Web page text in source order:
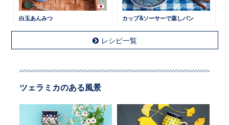
白玉あんみつ カップ&ソーサーで蒸しパン
レシピ一覧
ツェラミカのある風景